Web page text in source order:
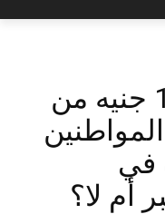
كم أنت سعيد: 1000 جنيه من
في
أم لا؟